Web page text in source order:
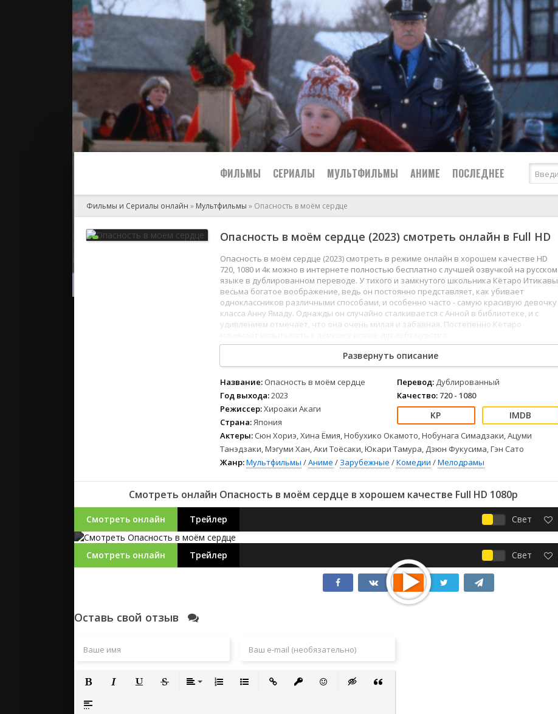
ФИЛЬМЫ
2024
2023
2022
2021
Зарубежные
Боевики
Военные
Детективы
Детские
Драмы
Комедии
Мелодрамы
Приключения
Семейные
Спорт
Триллеры
Ужасы
СЕРИАЛЫ МУЛЬТФИЛЬМЫ АНИМЕ ПОСЛЕДНЕЕ
2024
2023
2022
2021
Зарубежные
Фильмы из соцетей
Фильмы и Сериалы онлайн » Мультфильмы » Опасность в моём сердце
Опасность в моём сердце (2023) смотреть онлайн в Full HD
Опасность в моём сердце (2023) смотреть в режиме онлайн в хорошем качестве HD
720, 1080 и 4к можно в интернете полностью бесплатно с лучшей озвучкой на русском
языке в дублированном переводе. У тихого и замкнутого школьника Кётаро Итикавы
весьма богатое воображение, ведь он постоянно представляет, как убивает
одноклассников различными способами, и особенно часто - самую красивую девочку
класса Анну Ямаду. Однажды он случайно сталкивается с Анной в библиотеке, и с
удивлением отмечает, что она очень милая и забавная. Постепенно Кётаро
12345 678
Развернуть описание
Название: Опасность в моём сердце
Год выхода:2023
Режиссер:Хироаки Акаги
Страна:Япония
Перевод: Дублированный
Качество: 720 - 1080
Актеры: Сюн Хориэ, Хина Ёмия, Нобухико Окамото, Нобунага Симадзаки, Ацуми
Танэдзаки, Мэгуми Хан, Аки Тоёсаки, Юкари Тамура, Дзюн Фукусима, Гэн Сато
Жанр:Мультфильмы /Аниме / Зарубежные /Комедии /Мелодрамы
Смотреть онлайн Опасность в моём сердце в хорошем качестве Full HD 1080p
Смотреть онлайн Трейлер Свет
Смотреть онлайн Трейлер Свет
Оставь свой отзыв
Полужирный